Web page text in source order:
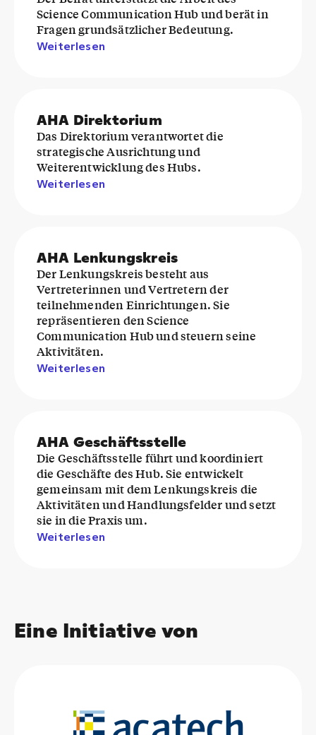
Science Communication Hub und berät in
Fragen grundsätzlicher Bedeutung.
Weiterlesen
AHA Direktorium
Das Direktorium verantwortet die
strategische Ausrichtung und
Weiterentwicklung des Hubs.
Weiterlesen
AHA Lenkungskreis
Der Lenkungskreis besteht aus
Vertreterinnen und Vertretern der
teilnehmenden Einrichtungen. Sie
repräsentieren den Science
Communication Hub und steuern seine
Aktivitäten.
Weiterlesen
AHA Geschäftsstelle
Die Geschäftsstelle führt und koordiniert
die Geschäfte des Hub. Sie entwickelt
gemeinsam mit dem Lenkungskreis die
Aktivitäten und Handlungsfelder und setzt
sie in die Praxis um.
Weiterlesen
Eine Initiative von